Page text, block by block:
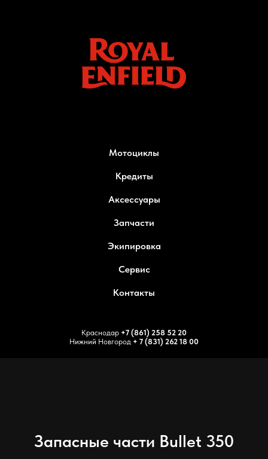
Мотоциклы
Кредиты
Аксессуары
Запчасти
Экипировка
Сервис
Контакты
Краснодар +7 (861) 258 52 20
Нижний Новгород + 7 (831) 262 18 00
Запасные части Bullet 350